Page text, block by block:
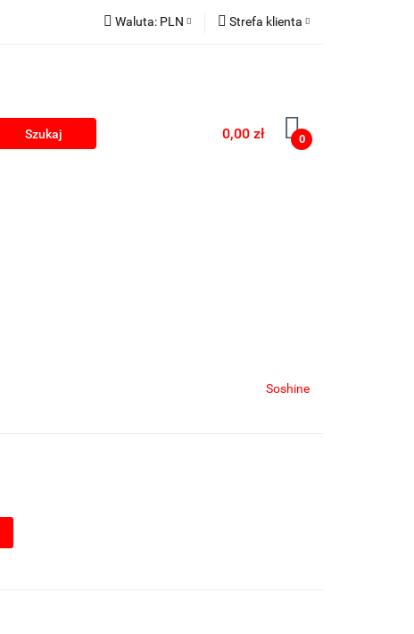
Waluta: PLN Strefa klienta
Dodaj zgłoszenie
Zgody cookies
0,00 zł 0
Akumulatorki na USB
Soshine